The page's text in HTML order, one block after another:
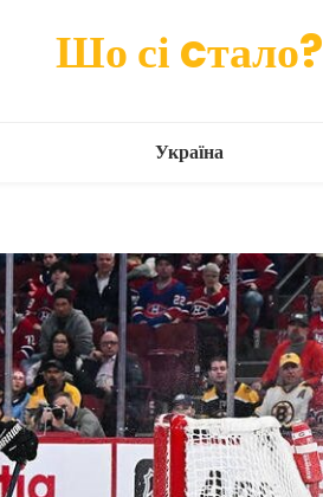
Шо сі cтало?
Україна